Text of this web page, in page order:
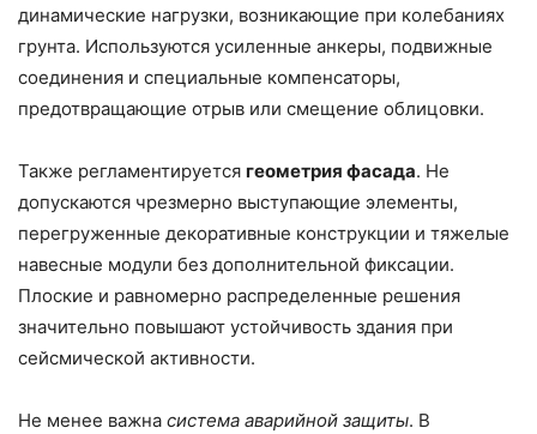
динамические нагрузки, возникающие при колебаниях
грунта. Используются усиленные анкеры, подвижные
соединения и специальные компенсаторы,
предотвращающие отрыв или смещение облицовки.
Также регламентируется геометрия фасада. Не
допускаются чрезмерно выступающие элементы,
перегруженные декоративные конструкции и тяжелые
навесные модули без дополнительной фиксации.
Плоские и равномерно распределенные решения
значительно повышают устойчивость здания при
сейсмической активности.
Не менее важна система аварийной защиты. В